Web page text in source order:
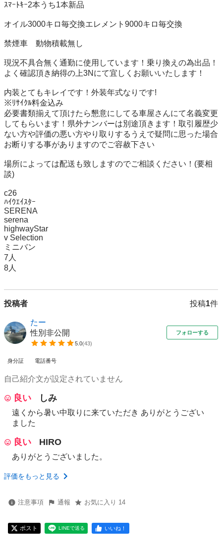
ｽﾏｰﾄｷｰ2本うち1本新品
オイル3000キロ毎交換エレメント9000キロ毎交換
禁煙車　動物積載無し
現況不具合無く通勤に使用しています！乗り換えの為出品！
よく確認頂き納得の上3Nにて宜しくお願いいたします！
内装とてもキレイです！外装年式なりです!
※ﾘｻｲｸﾙ料金込み
必要書類揃えて頂けたら懇意にしてる車屋さんにて名義変更
してもらいます！県外ナンバーは別途頂きます！取引履歴少
ない方や評価の悪い方やり取りするうえで疑問に思った場合
お断りする事がありますのでご容赦下さい
場所によっては配送も致しますのでご相談ください！(要相
談)
c26
ﾊｲｳｴｲｽﾀｰ
SERENA
serena
highwayStar
v Selection
ミニバン
7人
8人
投稿者 投稿1件
たー
性別非公開
5.0(43)
フォローする
身分証 電話番号
自己紹介文が設定されていません
良い しみ
遠くから暑い中取りに来ていただき ありがとうござい
ました
良い HIRO
ありがとうございました。
評価をもっと見る
注意事項 通報 お気に入り 14
ポスト LINEで送る いいね！